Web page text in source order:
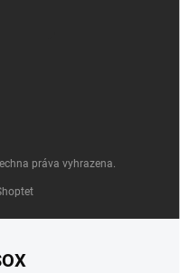
práva vyhrazena.